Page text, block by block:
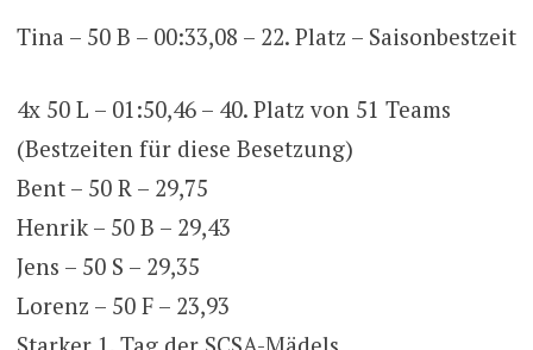
Tina – 50 B – 00:33,08 – 22. Platz – Saisonbestzeit
4x 50 L – 01:50,46 – 40. Platz von 51 Teams
(Bestzeiten für diese Besetzung)
Bent – 50 R – 29,75
Henrik – 50 B – 29,43
Jens – 50 S – 29,35
Lorenz – 50 F – 23,93